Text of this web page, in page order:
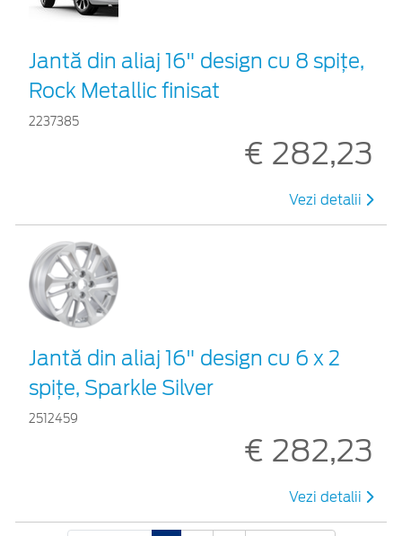
Jantă din aliaj 16" design cu 8 spițe,
Rock Metallic finisat
2237385
€ 282,23
Vezi detalii
Jantă din aliaj 16" design cu 6 x 2
spiţe, Sparkle Silver
2512459
€ 282,23
Vezi detalii